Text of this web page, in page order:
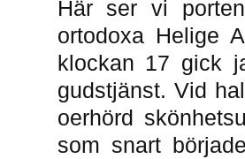
Här ser vi
ortodoxa Helige
klockan 17 gick
gudstjänst. Vid
oerhörd
som snart